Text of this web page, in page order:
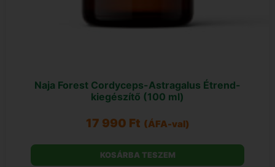
Naja Forest Cordyceps-Astragalus Étrend-
kiegészítő (100 ml)
17 990 Ft (ÁFA-val)
KOSÁRBA TESZEM